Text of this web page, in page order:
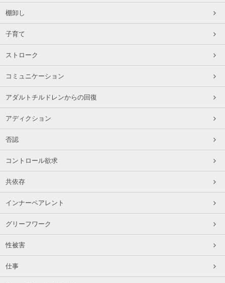
棚卸し
子育て
ストローク
コミュニケーション
アダルトチルドレンからの回復
アディクション
否認
コントロール欲求
共依存
インナーペアレント
グリーフワーク
性被害
仕事